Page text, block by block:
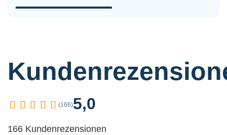
(166)5,0
166 Kundenrezensionen